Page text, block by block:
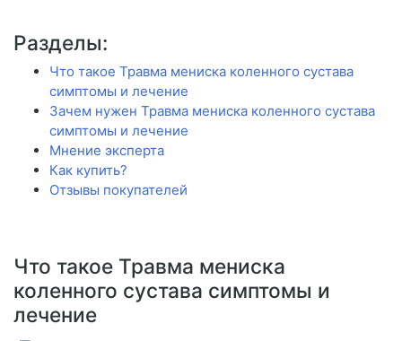
Разделы:
Что такое Травма мениска коленного сустава
симптомы и лечение
Зачем нужен Травма мениска коленного сустава
симптомы и лечение
Мнение эксперта
Как купить?
Отзывы покупателей
Что такое Травма мениска
коленного сустава симптомы и
лечение